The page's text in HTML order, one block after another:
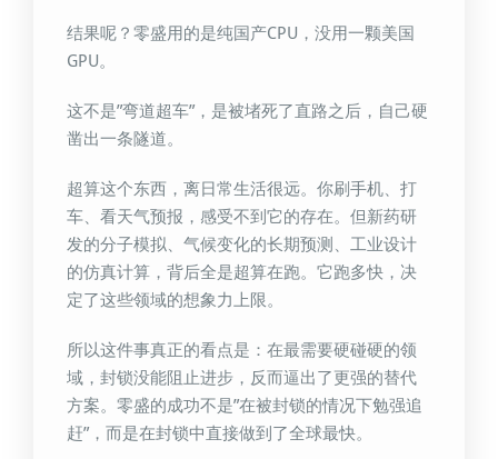
结果呢？零盛用的是纯国产CPU，没用一颗美国
GPU。
这不是”弯道超车”，是被堵死了直路之后，自己硬
凿出一条隧道。
超算这个东西，离日常生活很远。你刷手机、打
车、看天气预报，感受不到它的存在。但新药研
发的分子模拟、气候变化的长期预测、工业设计
的仿真计算，背后全是超算在跑。它跑多快，决
定了这些领域的想象力上限。
所以这件事真正的看点是：在最需要硬碰硬的领
域，封锁没能阻止进步，反而逼出了更强的替代
方案。零盛的成功不是”在被封锁的情况下勉强追
赶”，而是在封锁中直接做到了全球最快。